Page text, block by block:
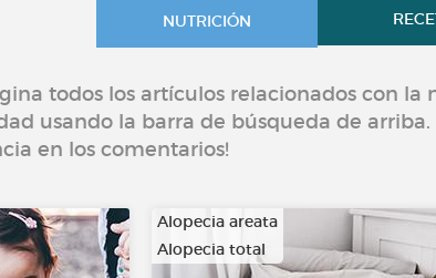
NUTRICIÓN
todos los artículos relacionados con
usando la barra de búsqueda de
en los comentarios!
Alopecia areata
Alopecia total